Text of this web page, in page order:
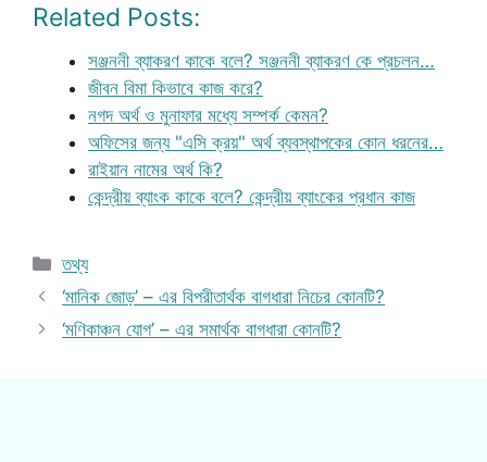
Related Posts:
সঞ্জননী ব্যাকরণ কাকে বলে? সঞ্জননী ব্যাকরণ কে প্রচলন…
জীবন বিমা কিভাবে কাজ করে?
নগদ অর্থ ও মুনাফার মধ্যে সম্পর্ক কেমন?
অফিসের জন্য "এসি ক্রয়" অর্থ ব্যবস্থাপকের কোন ধরনের…
রাইয়ান নামের অর্থ কি?
কেন্দ্রীয় ব্যাংক কাকে বলে? কেন্দ্রীয় ব্যাংকের প্রধান কাজ
Categories
তথ্য
‘মানিক জোড়’ – এর বিপরীতার্থক বাগধারা নিচের কোনটি?
‘মণিকাঞ্চন যোগ’ – এর সমার্থক বাগধারা কোনটি?